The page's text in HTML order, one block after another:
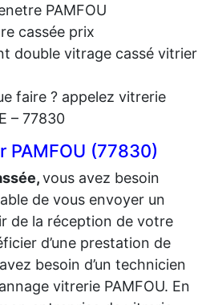
PAMFOU
cassée prix
double vitrage cassé vitrier
faire ? appelez vitrerie
– 77830
PAMFOU (77830)
vous avez besoin
de vous envoyer un
de la réception de votre
d’une prestation de
besoin d’un technicien
vitrerie PAMFOU. En